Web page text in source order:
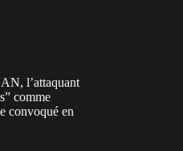
l’attaquant
comme
convoqué en